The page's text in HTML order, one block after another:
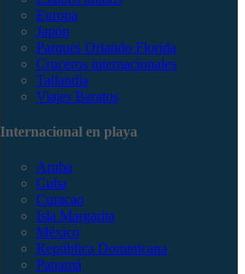
Europa
Japón
Parques Orlando Florida
Cruceros internacionales
Tailandia
Viajes Baratos
Internacional en playa
Aruba
Cuba
Curacao
Isla Margarita
México
República Dominicana
Panamá